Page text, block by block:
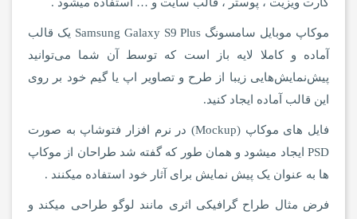
موکاپ موبایل سامسونگ Samsung Galaxy S9 Plus یک قالب
آماده و کاملا لایه‌ باز است که توسط آن شما می‌توانید
پیش‌نمایش‌هایی زیبا از طرح و تصاویر اپ یا گیم خود بر روی
این قالب آماده ایجاد کنید.
فایل های موکاپ (Mockup) در نرم افزار فتوشاپ به صورت
PSD ایجاد میشود و همان طور که گفته شد طراحان از موکاپ
ها به عنوان یک پیش نمایش برای آثار خود استفاده میکنند .
فرض مثال طراح گرافیکی اثری مانند لوگو طراحی میکند و